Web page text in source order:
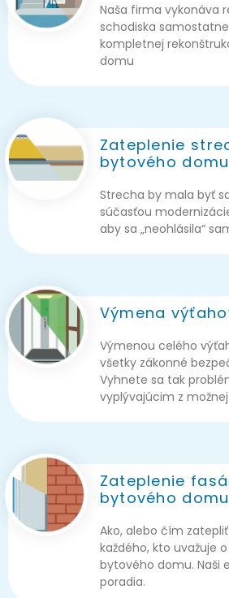
Naša firma vykonáva
schodiska
kompletnej
domu
Zateplenie
bytového domu
Strecha by mala byť
súčasťou
aby sa „neohlásila“
Výmena
Výmenou celého
všetky zákonné
Vyhnete sa tak
vyplývajúcim z
Zateplenie
bytového domu
Ako, alebo čím
každého, kto uvažuje
bytového domu. Naši
poradia.